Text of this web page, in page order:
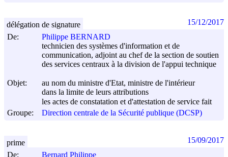
De:
Philippe BERNARD
technicien des systèmes d'information et de
communication, adjoint au chef de la section de soutien
des services centraux à la division de l'appui technique
Objet:
au nom du ministre d'Etat, ministre de l'intérieur
dans la limite de leurs attributions
les actes de constatation et d'attestation de service fait
Groupe:
Direction centrale de la Sécurité publique (DCSP)
délégation de signature 15/12/2017
De:
Bernard Philippe
prime 15/09/2017